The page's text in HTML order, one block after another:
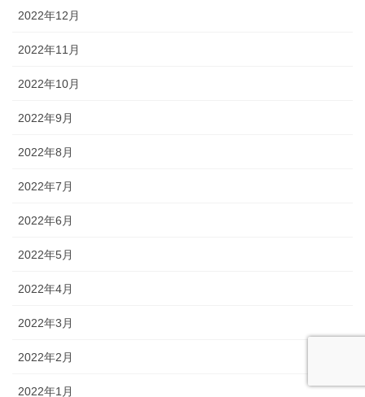
2022年12月
2022年11月
2022年10月
2022年9月
2022年8月
2022年7月
2022年6月
2022年5月
2022年4月
2022年3月
2022年2月
2022年1月